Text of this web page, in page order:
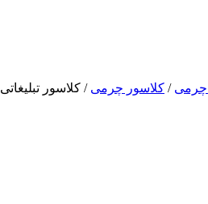
چرمی / کلاسور چرمی / کلاسور تبلیغاتی 519